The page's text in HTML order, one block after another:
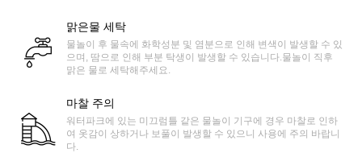
맑은물 세탁
물놀이 후 물속에 화학성분 및 염분으로 인해 변색이 발생할 수 있
으며, 땀으로 인해 부분 탁생이 발생할 수 있습니다.물놀이 직후
맑은 물로 세탁해주세요.
마찰 주의
워터파크에 있는 미끄럼틀 같은 물놀이 기구에 경우 마찰로 인하
여 옷감이 상하거나 보풀이 발생할 수 있으니 사용에 주의 바랍니
다.